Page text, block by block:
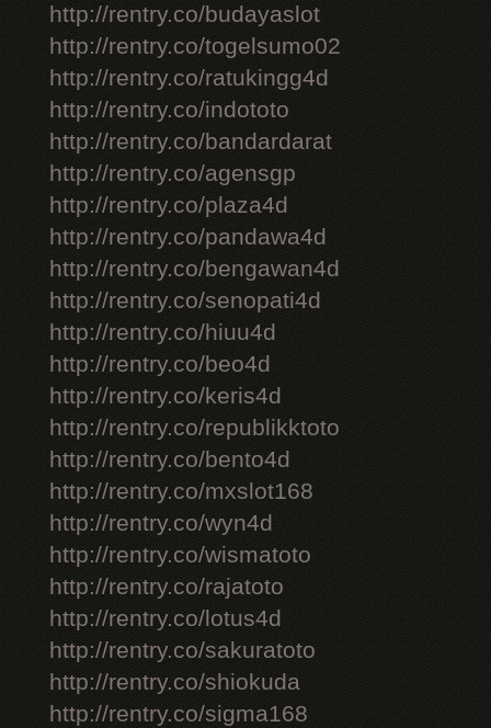
http://rentry.co/budayaslot
http://rentry.co/togelsumo02
http://rentry.co/ratukingg4d
http://rentry.co/indototo
http://rentry.co/bandardarat
http://rentry.co/agensgp
http://rentry.co/plaza4d
http://rentry.co/pandawa4d
http://rentry.co/bengawan4d
http://rentry.co/senopati4d
http://rentry.co/hiuu4d
http://rentry.co/beo4d
http://rentry.co/keris4d
http://rentry.co/republikktoto
http://rentry.co/bento4d
http://rentry.co/mxslot168
http://rentry.co/wyn4d
http://rentry.co/wismatoto
http://rentry.co/rajatoto
http://rentry.co/lotus4d
http://rentry.co/sakuratoto
http://rentry.co/shiokuda
http://rentry.co/sigma168